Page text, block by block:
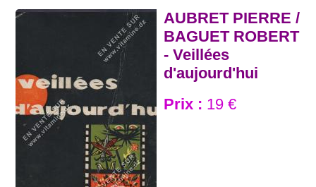
AUBRET PIERRE /
BAGUET ROBERT
- Veillées
d'aujourd'hui
Prix : 19 €